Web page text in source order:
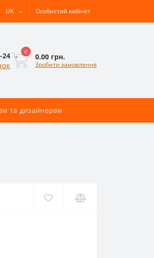
UK Особистий кабінет
24 0
0.00 грн.
Зробити замовлення
та дизайнерам